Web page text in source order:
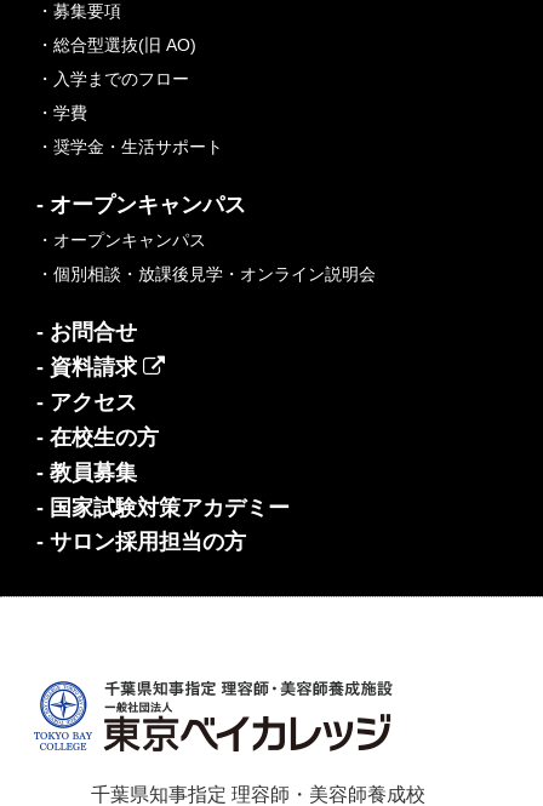
・募集要項
・総合型選抜(旧 AO)
・入学までのフロー
・学費
・奨学金・生活サポート
- オープンキャンパス
・オープンキャンパス
・個別相談・放課後見学・オンライン説明会
- お問合せ
- 資料請求
- アクセス
- 在校生の方
- 教員募集
- 国家試験対策アカデミー
- サロン採用担当の方
千葉県知事指定 理容師・美容師養成校